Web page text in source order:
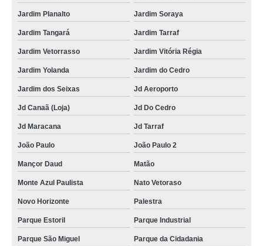
Jardim Planalto Jardim Soraya
Jardim Tangará Jardim Tarraf
Jardim Vetorrasso Jardim Vitória Régia
Jardim Yolanda Jardim do Cedro
Jardim dos Seixas Jd Aeroporto
Jd Canaã (Loja) Jd Do Cedro
Jd Maracana Jd Tarraf
João Paulo João Paulo 2
Mançor Daud Matão
Monte Azul Paulista Nato Vetoraso
Novo Horizonte Palestra
Parque Estoril Parque Industrial
Parque São Miguel Parque da Cidadania